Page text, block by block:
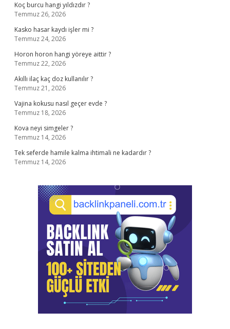
Koç burcu hangi yıldızdır ?
Temmuz 26, 2026
Kasko hasar kaydı işler mi ?
Temmuz 24, 2026
Horon horon hangi yöreye aittir ?
Temmuz 22, 2026
Akıllı ilaç kaç doz kullanılır ?
Temmuz 21, 2026
Vajina kokusu nasıl geçer evde ?
Temmuz 18, 2026
Kova neyi simgeler ?
Temmuz 14, 2026
Tek seferde hamile kalma ihtimali ne kadardır ?
Temmuz 14, 2026